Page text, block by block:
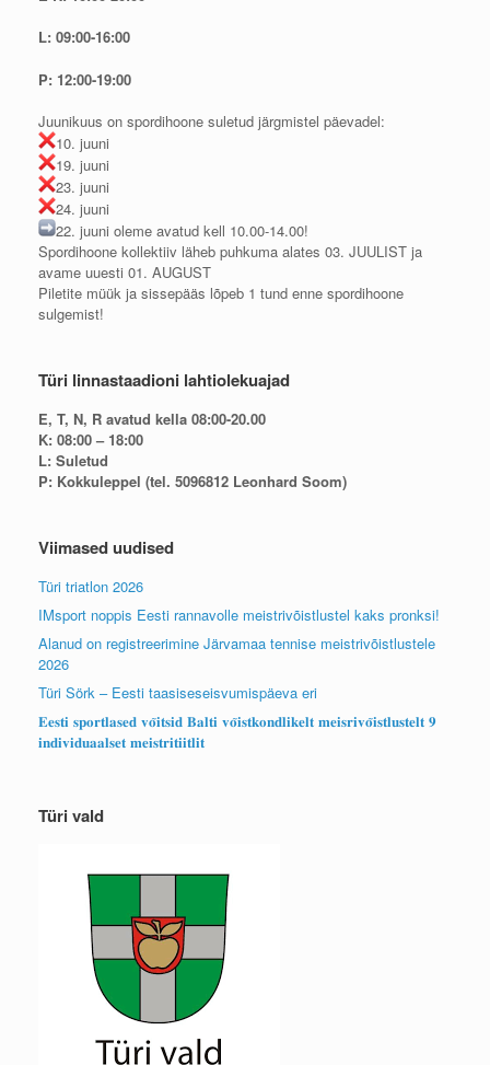
L: 09:00-16:00
P: 12:00-19:00
Juunikuus on spordihoone suletud järgmistel päevadel:
10. juuni
19. juuni
23. juuni
24. juuni
22. juuni oleme avatud kell 10.00-14.00!
Spordihoone kollektiiv läheb puhkuma alates 03. JUULIST ja
avame uuesti 01. AUGUST
Piletite müük ja sissepääs lõpeb 1 tund enne spordihoone
sulgemist!
Türi linnastaadioni lahtiolekuajad
E, T, N, R avatud kella 08:00-20.00
K: 08:00 – 18:00
L: Suletud
P: Kokkuleppel (tel. 5096812 Leonhard Soom)
Viimased uudised
Türi triatlon 2026
IMsport noppis Eesti rannavolle meistrivõistlustel kaks pronksi!
Alanud on registreerimine Järvamaa tennise meistrivõistlustele
2026
Türi Sörk – Eesti taasiseseisvumispäeva eri
𝐄𝐞𝐬𝐭𝐢 𝐬𝐩𝐨𝐫𝐭𝐥𝐚𝐬𝐞𝐝 𝐯𝐨̃𝐢𝐭𝐬𝐢𝐝 𝐁𝐚𝐥𝐭𝐢 𝐯𝐨̃𝐢𝐬𝐭𝐤𝐨𝐧𝐝𝐥𝐢𝐤𝐞𝐥𝐭 𝐦𝐞𝐢𝐬𝐫𝐢𝐯𝐨̃𝐢𝐬𝐭𝐥𝐮𝐬𝐭𝐞𝐥𝐭 𝟗
𝐢𝐧𝐝𝐢𝐯𝐢𝐝𝐮𝐚𝐚𝐥𝐬𝐞𝐭 𝐦𝐞𝐢𝐬𝐭𝐫𝐢𝐭𝐢𝐢𝐭𝐥𝐢𝐭
Türi vald